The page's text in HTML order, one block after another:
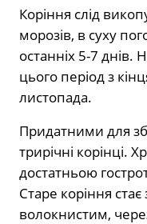
Коріння слід
морозів, в суху
останніх 5-7 днів.
цього період з
листопада.
Придатними для
трирічні корінці.
достатньою
Старе коріння
волокнистим,